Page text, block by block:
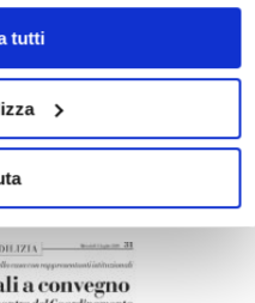
tutti
Luglio 2026
Confedilizia